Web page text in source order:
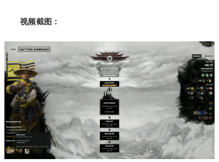
视频截图：